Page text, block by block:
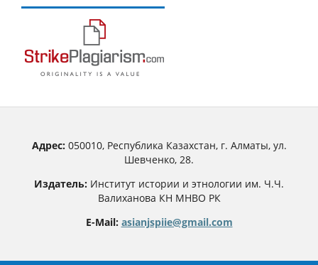
Адрес:050010, Республика Казахстан, г. Алматы, ул.
Шевченко, 28.
Издатель: Институт истории и этнологии им. Ч.Ч.
Валиханова КН МНВО РК
E-Mail: asianjspiie@gmail.com